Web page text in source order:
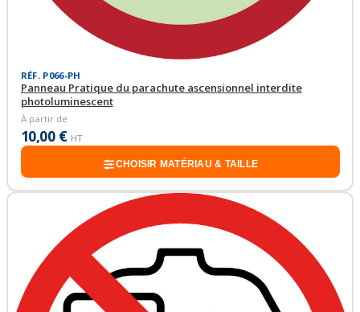
RÉF. P066-PH
Panneau Pratique du parachute ascensionnel interdite
photoluminescent
À partir de
10,00 € HT
CHOISIR MATÉRIAU & TAILLE